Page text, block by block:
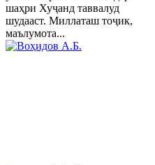
шаҳри Хуҷанд таввалуд
шудааст. Миллаташ тоҷик,
маълумота...